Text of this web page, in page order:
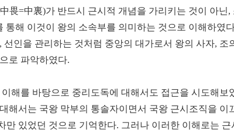
畏=中裏)가 반드시 근시적 개념을 가리키는 것이 아
통해 이것이 왕의 소속부를 의미하는 것으로 이해하였
선인을 관리하는 것처럼 중앙의 대가로서 왕의 사자,
로 파악하였다.
해를 바탕으로 중리도독에 대해서도 접근을 시도해
해서는 국왕 막부의 통솔자이면서 국왕 근시조직을
만 있었던 것으로 기억한다. 그러나 이러한 이해로는